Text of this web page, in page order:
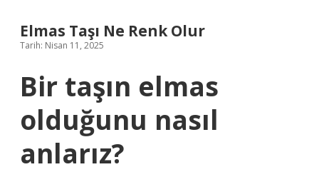
Elmas Taşı Ne Renk Olur
Tarih: Nisan 11, 2025
Bir taşın elmas
olduğunu nasıl
anlarız?